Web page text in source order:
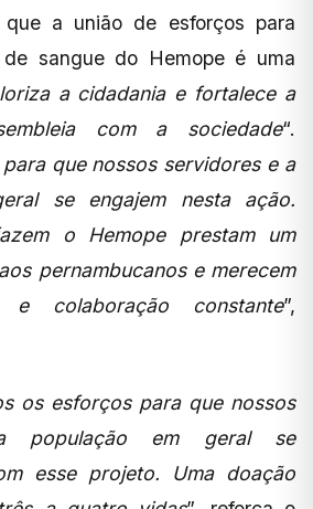
que a união de esforços para
sangue do Hemope é uma
a cidadania e fortalece a
com a sociedade“.
que nossos servidores e a
se engajem nesta ação.
o Hemope prestam um
pernambucanos e merecem
e colaboração constante”,
os esforços para que nossos
população em geral se
esse projeto. Uma doação